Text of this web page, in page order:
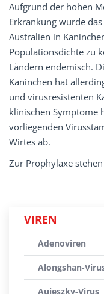
Aufgrund der hohen
Erkrankung wurde
Australien in
Populationsdichte zu
Ländern endemisch.
Kaninchen hat
und virusresistenten
klinischen Symptome
vorliegenden
Wirtes ab.
Zur Prophylaxe
VIREN
Adenoviren
Alongshan-
Aujeszky-Virus